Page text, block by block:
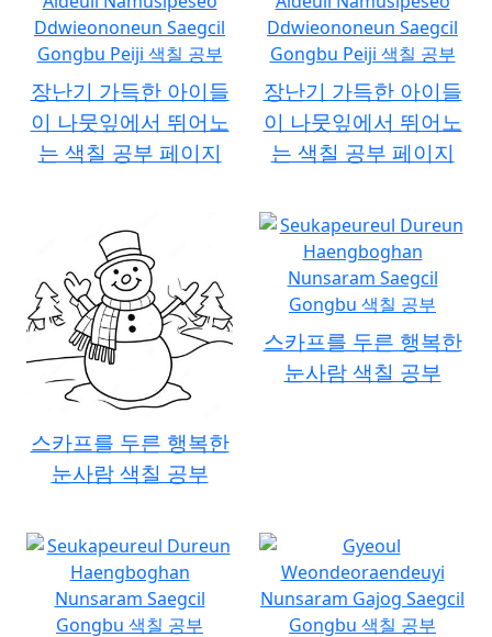
장난기 가득한 아이들
이 나뭇잎에서 뛰어노
는 색칠 공부 페이지
장난기 가득한 아이들
이 나뭇잎에서 뛰어노
는 색칠 공부 페이지
스카프를 두른 행복한
눈사람 색칠 공부
스카프를 두른 행복한
눈사람 색칠 공부